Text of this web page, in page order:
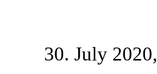
30. July 2020,